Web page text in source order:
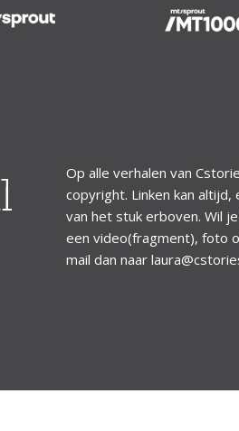
Op alle verhalen van
copyright. Linken kan
van het stuk erboven. Wil
een video(fragment), foto
mail dan naar